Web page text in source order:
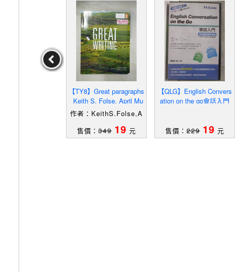
Watch Out, Tricer
Dawn/ Car
C
【TY8】Great paragraphs
_Keith S. Folse, April Mu
chmore-Vokoun, Elena
作者：KeithS.Folse,A
ElenaVestriSolomon
售價：349 19 元
【QLG】English Convers
ation on the go會話入門
售價：229 19 元